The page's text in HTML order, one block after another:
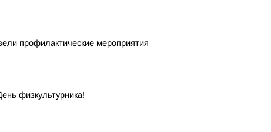
профилактические мероприятия
физкультурника!